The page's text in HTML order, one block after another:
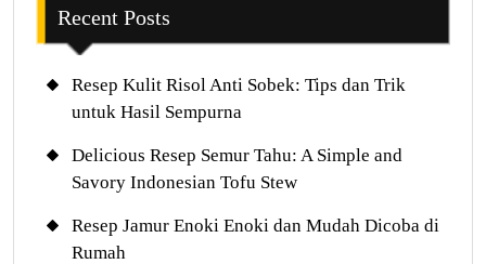
Recent Posts
Resep Kulit Risol Anti Sobek: Tips dan Trik
untuk Hasil Sempurna
Delicious Resep Semur Tahu: A Simple and
Savory Indonesian Tofu Stew
Resep Jamur Enoki Enoki dan Mudah Dicoba di
Rumah